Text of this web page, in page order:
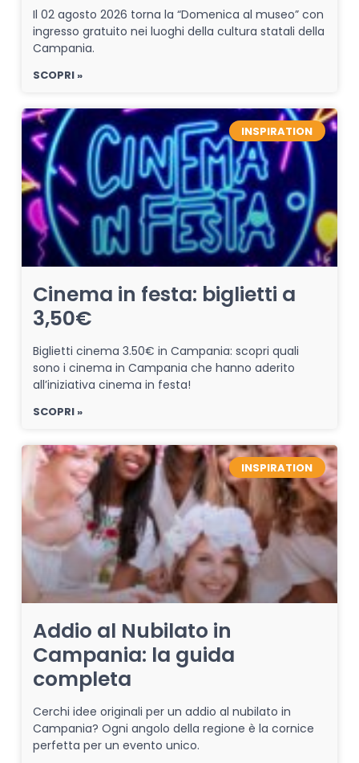
Il 02 agosto 2026 torna la “Domenica al museo” con
ingresso gratuito nei luoghi della cultura statali della
Campania.
SCOPRI »
INSPIRATION
Cinema in festa: biglietti a
3,50€
Biglietti cinema 3.50€ in Campania: scopri quali
sono i cinema in Campania che hanno aderito
all’iniziativa cinema in festa!
SCOPRI »
INSPIRATION
Addio al Nubilato in
Campania: la guida
completa
Cerchi idee originali per un addio al nubilato in
Campania? Ogni angolo della regione è la cornice
perfetta per un evento unico.